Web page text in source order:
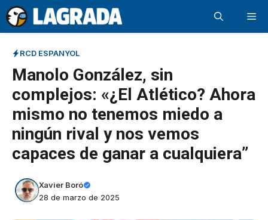
Saltar
al
contenido
RCD ESPANYOL
Manolo González, sin
complejos: «¿El Atlético? Ahora
mismo no tenemos miedo a
ningún rival y nos vemos
capaces de ganar a cualquiera”
Xavier Boró
28 de marzo de 2025